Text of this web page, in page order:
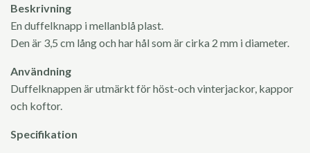
Beskrivning
En duffelknapp i mellanblå plast.
Den är 3,5 cm lång och har hål som är cirka 2 mm i diameter.
Användning
Duffelknappen är utmärkt för höst-och vinterjackor, kappor
och koftor.
Specifikation